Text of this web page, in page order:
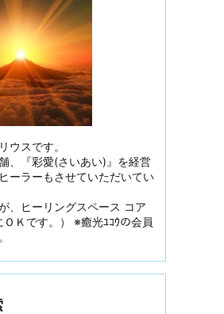
ウスです。
、『彩愛(さいあい)』を経営
ーラーもさせていただいてい
、ヒーリングスペース コア
Ｋです。） ※癒光ﾕｺｳの会員